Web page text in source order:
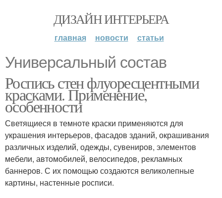
ДИЗАЙН ИНТЕРЬЕРА
главная новости статьи
Универсальный состав
Роспись стен флуоресцентными
красками. Применение,
особенности
Светящиеся в темноте краски применяются для
украшения интерьеров, фасадов зданий, окрашивания
различных изделий, одежды, сувениров, элементов
мебели, автомобилей, велосипедов, рекламных
баннеров. С их помощью создаются великолепные
картины, настенные росписи.